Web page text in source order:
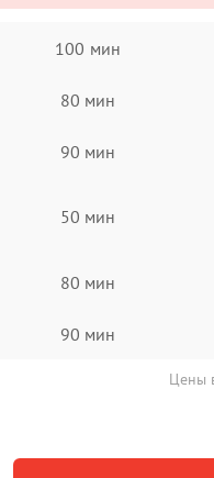
100 мин
80 мин
90 мин
50 мин
80 мин
90 мин
Цены